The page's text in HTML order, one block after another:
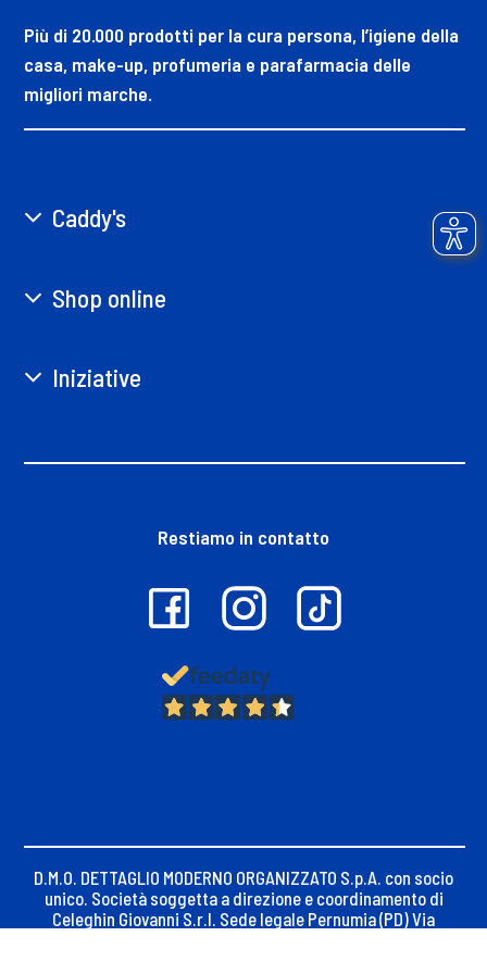
Più di 20.000 prodotti per la cura persona, l’igiene della
casa, make-up, profumeria e parafarmacia delle
migliori marche.
Caddy's
Shop online
Iniziative
Restiamo in contatto
D.M.O. DETTAGLIO MODERNO ORGANIZZATO S.p.A. con socio
unico. Società soggetta a direzione e coordinamento di
Celeghin Giovanni S.r.l. Sede legale Pernumia (PD) Via